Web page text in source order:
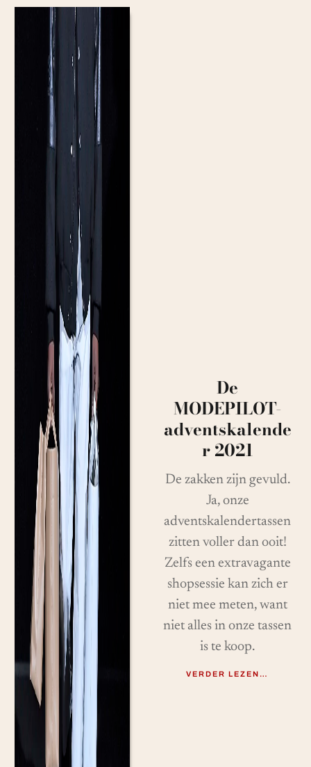
De
MODEPILOT-
adventskalende
r 2021
De zakken zijn gevuld.
Ja, onze
adventskalendertassen
zitten voller dan ooit!
Zelfs een extravagante
shopsessie kan zich er
niet mee meten, want
niet alles in onze tassen
is te koop.
VERDER LEZEN…